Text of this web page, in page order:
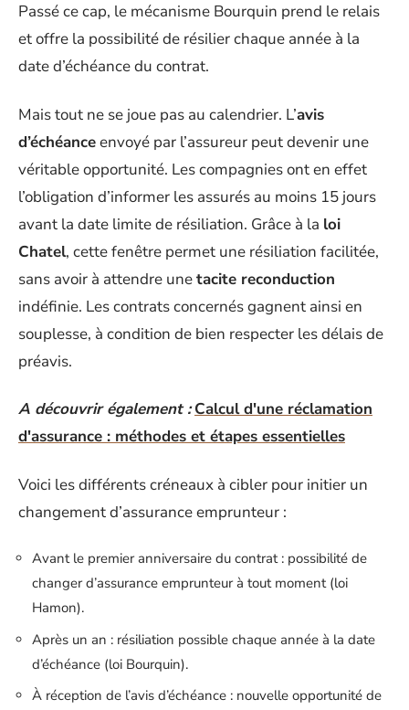
Passé ce cap, le mécanisme Bourquin prend le relais
et offre la possibilité de résilier chaque année à la
date d’échéance du contrat.
Mais tout ne se joue pas au calendrier. L’avis
d’échéanceenvoyé par l’assureur peut devenir une
véritable opportunité. Les compagnies ont en effet
l’obligation d’informer les assurés au moins 15 jours
avant la date limite de résiliation. Grâce à la loi
Chatel, cette fenêtre permet une résiliation facilitée,
sans avoir à attendre unetacite reconduction
indéfinie. Les contrats concernés gagnent ainsi en
souplesse, à condition de bien respecter les délais de
préavis.
A découvrir également : Calcul d'une réclamation
d'assurance : méthodes et étapes essentielles
Voici les différents créneaux à cibler pour initier un
changement d’assurance emprunteur :
Avant le premier anniversaire du contrat : possibilité de
changer d’assurance emprunteur à tout moment (loi
Hamon).
Après un an : résiliation possible chaque année à la date
d’échéance (loi Bourquin).
À réception de l’avis d’échéance : nouvelle opportunité de